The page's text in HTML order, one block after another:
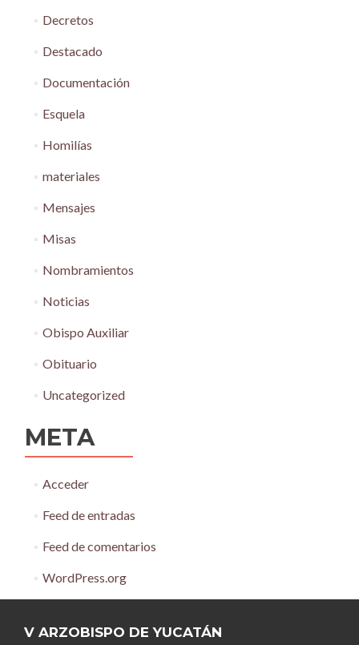
Decretos
Destacado
Documentación
Esquela
Homilías
materiales
Mensajes
Misas
Nombramientos
Noticias
Obispo Auxiliar
Obituario
Uncategorized
META
Acceder
Feed de entradas
Feed de comentarios
WordPress.org
V ARZOBISPO DE YUCATÁN